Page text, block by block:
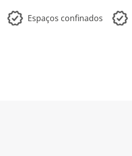
Espaços confinados